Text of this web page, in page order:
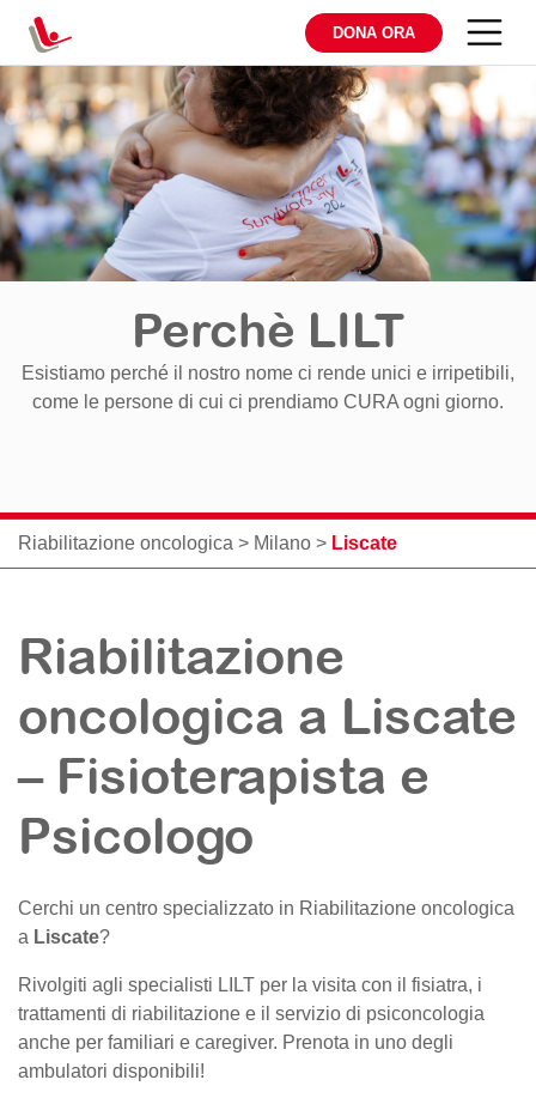
DONA ORA
Perchè LILT
Esistiamo perché il nostro nome ci rende unici e irripetibili,
come le persone di cui ci prendiamo CURA ogni giorno.
Riabilitazione oncologica > Milano > Liscate
Riabilitazione
oncologica a Liscate
– Fisioterapista e
Psicologo
Cerchi un centro specializzato in Riabilitazione oncologica
a Liscate?
Rivolgiti agli specialisti LILT per la visita con il fisiatra, i
trattamenti di riabilitazione e il servizio di psiconcologia
anche per familiari e caregiver. Prenota in uno degli
ambulatori disponibili!